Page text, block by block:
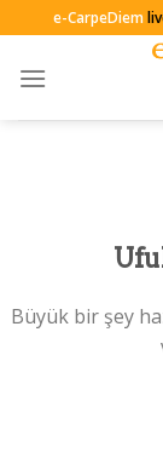
to
content
e-CarpeDiem
Büyük bir şey